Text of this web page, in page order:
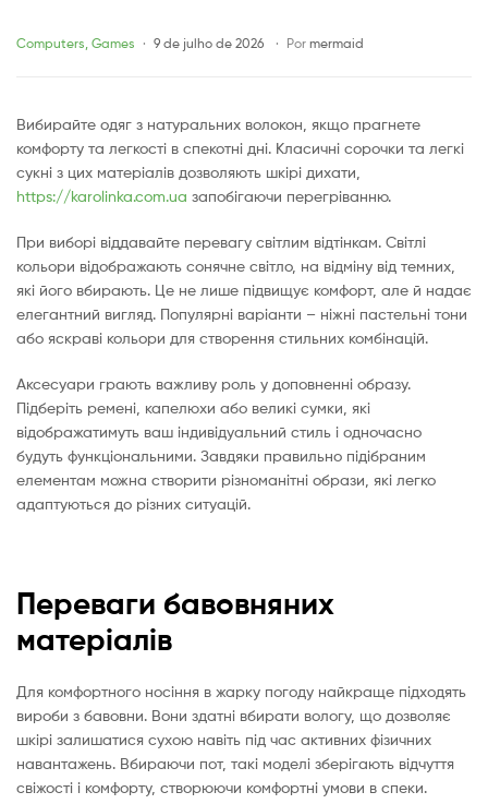
для
літа
та
стилю
Categories
Computers, Games 9 de julho de 2026 Por mermaid
Вибирайте одяг з натуральних волокон, якщо прагнете
комфорту та легкості в спекотні дні. Класичні сорочки та легкі
сукні з цих матеріалів дозволяють шкірі дихати,
https://karolinka.com.ua запобігаючи перегріванню.
При виборі віддавайте перевагу світлим відтінкам. Світлі
кольори відображають сонячне світло, на відміну від темних,
які його вбирають. Це не лише підвищує комфорт, але й надає
елегантний вигляд. Популярні варіанти – ніжні пастельні тони
або яскраві кольори для створення стильних комбінацій.
Аксесуари грають важливу роль у доповненні образу.
Підберіть ремені, капелюхи або великі сумки, які
відображатимуть ваш індивідуальний стиль і одночасно
будуть функціональними. Завдяки правильно підібраним
елементам можна створити різноманітні образи, які легко
адаптуються до різних ситуацій.
Переваги бавовняних
матеріалів
Для комфортного носіння в жарку погоду найкраще підходять
вироби з бавовни. Вони здатні вбирати вологу, що дозволяє
шкірі залишатися сухою навіть під час активних фізичних
навантажень. Вбираючи пот, такі моделі зберігають відчуття
свіжості і комфорту, створюючи комфортні умови в спеки.